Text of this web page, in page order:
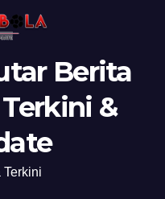
Berita
&
Terkini